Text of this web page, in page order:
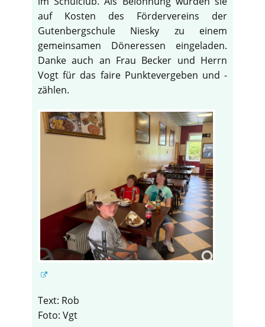
auf Kosten des Fördervereins der
Gutenbergschule Niesky zu einem
gemeinsamen Döneressen eingeladen.
Danke auch an Frau Becker und Herrn
Vogt für das faire Punktevergeben und -
zählen.
Text: Rob
Foto: Vgt